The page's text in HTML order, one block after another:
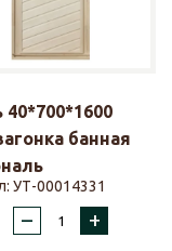
40*700*1600
банная
УТ-00014331
– +